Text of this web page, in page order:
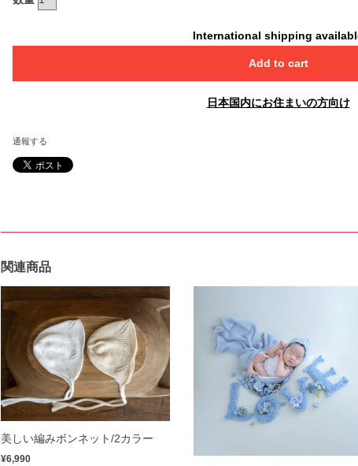
International shipping
Add to cart
日本国内にお住まいの方向け
通報する
関連商品
美しい編みボンネット/2カラー
¥6,990